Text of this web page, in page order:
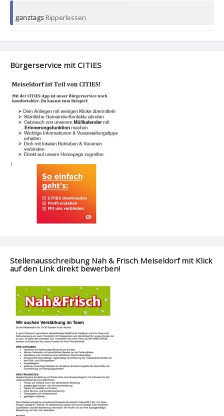
ganztags Ripperlessen
Bürgerservice mit CITIES
Stellenausschreibung Nah & Frisch Meiseldorf mit Klick
auf den Link direkt bewerben!